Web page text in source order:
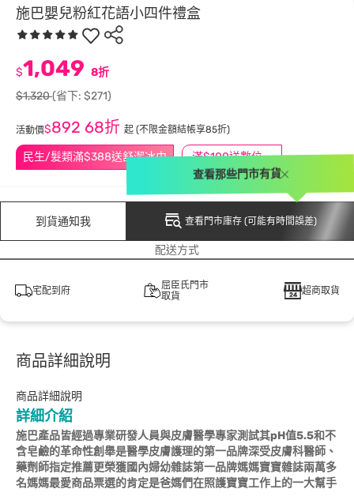
施巴嬰兒粉紅花語小四件禮盒
民生/髮類滿$388送舒潔冰巾 滿$100送數位印花
$1,049 8折
$1,320(省下: $271)
活動價$892 68折 起 (不限金額結帳享85折)
到貨通知我 查看門市庫存 (可能有時間誤差)
查看那些門市有貨
配送方式
宅配到府
屈臣氏門市
取貨
超商取貨
商品詳細說明
商品詳細說明
詳細介紹
施巴產品皆經過專業研發人員與皮膚醫學專家測試其pH值5.5和不
含皂鹼的革命性創舉是醫學皮膚護理的第一品牌深受皮膚科醫師、
藥劑師指定推薦更榮獲國內婦幼雜誌第一品牌媽媽寶寶雜誌兩萬多
名媽媽最愛商品票選的肯定是爸媽們在照護寶寶工作上的一大幫手